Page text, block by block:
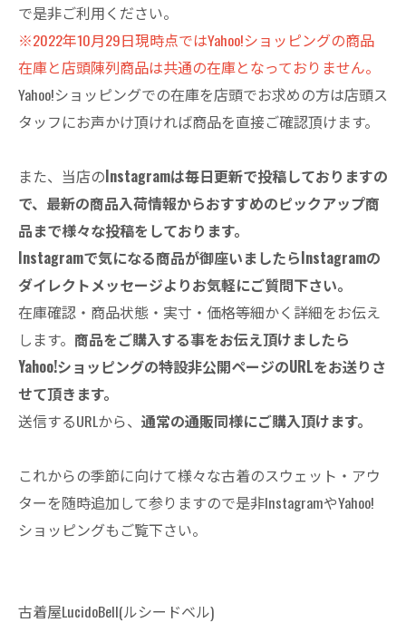
で是非ご利用ください。
※2022年10月29日現時点ではYahoo!ショッピングの商品
在庫と店頭陳列商品は共通の在庫となっておりません。
Yahoo!ショッピングでの在庫を店頭でお求めの方は店頭ス
タッフにお声かけ頂ければ商品を直接ご確認頂けます。
また、当店のInstagramは毎日更新で投稿しておりますの
で、最新の商品入荷情報からおすすめのピックアップ商
品まで様々な投稿をしております。
Instagramで気になる商品が御座いましたらInstagramの
ダイレクトメッセージよりお気軽にご質問下さい。
在庫確認・商品状態・実寸・価格等細かく詳細をお伝え
します。 商品をご購入する事をお伝え頂けましたら
Yahoo!ショッピングの特設非公開ページのURLをお送りさ
せて頂きます。
送信するURLから、 通常の通販同様にご購入頂けます。
これからの季節に向けて様々な古着のスウェット・アウ
ターを随時追加して参りますので是非InstagramやYahoo!
ショッピングもご覧下さい。
古着屋LucidoBell(ルシードベル)